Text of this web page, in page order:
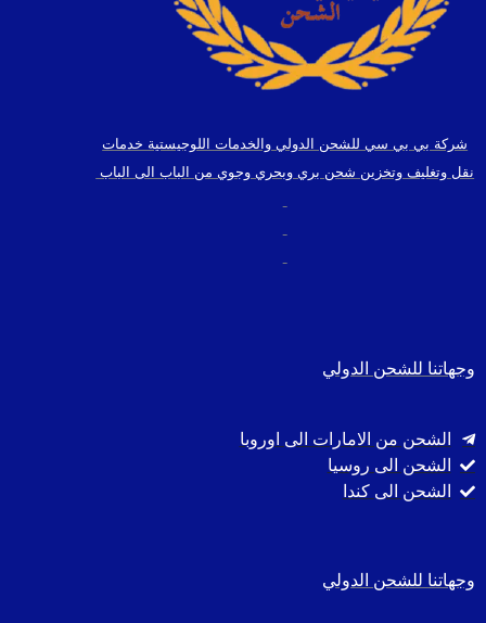
شركة بي بي سي للشحن الدولي والخدمات اللوجيستية خدمات
نقل وتغليف وتخزين شحن بري وبحري وجوي من الباب الى الباب
وجهاتنا للشحن الدولي
الشحن من الامارات الى اوروبا
الشحن الى روسيا
الشحن الى كندا
وجهاتنا للشحن الدولي